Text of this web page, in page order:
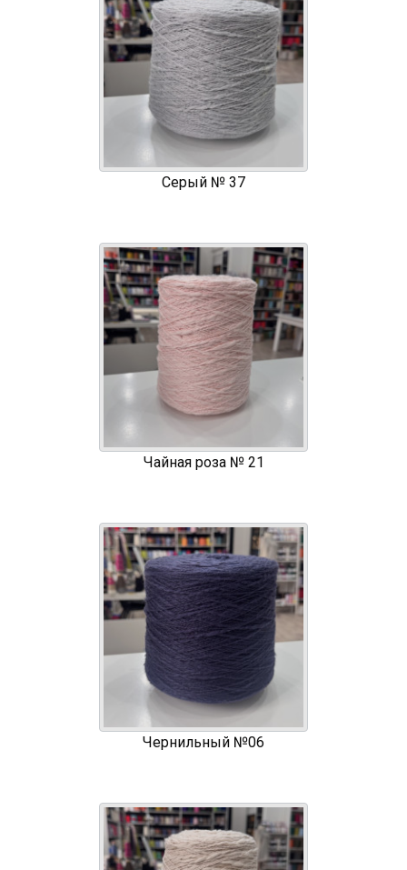
Серый № 37
Чайная роза № 21
Чернильный №06